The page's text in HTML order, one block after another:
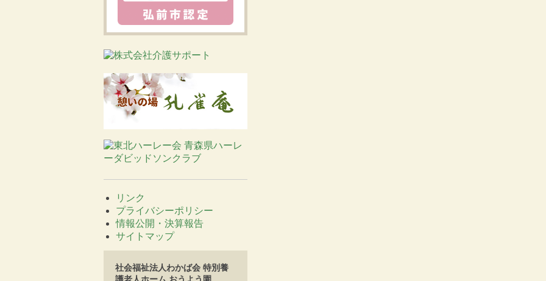
リンク
プライバシーポリシー
情報公開・決算報告
サイトマップ
社会福祉法人わかば会 特別養
護老人ホーム おうよう園